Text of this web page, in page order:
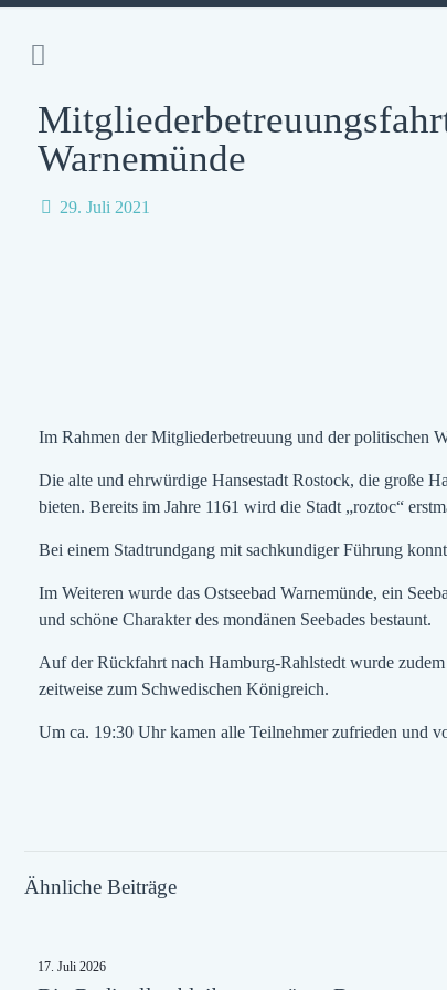
Warnemünde
29. Juli 2021
Im Rahmen der Mitgliederbetreuung und der politischen
Die alte und ehrwürdige Hansestadt Rostock, die große
bieten. Bereits im Jahre 1161 wird die Stadt „roztoc“
Bei einem Stadtrundgang mit sachkundiger Führung
Im Weiteren wurde das Ostseebad Warnemünde, ein
und schöne Charakter des mondänen Seebades bestaunt.
Auf der Rückfahrt nach Hamburg-Rahlstedt wurde
zeitweise zum Schwedischen Königreich.
Um ca. 19:30 Uhr kamen alle Teilnehmer zufrieden und
Ähnliche Beiträge
17. Juli 2026